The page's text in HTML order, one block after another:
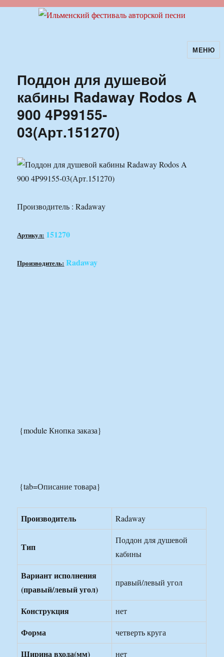
Ильменский фестиваль авторскойМЕНЮ
Поддон для душевой
кабины Radaway Rodos A
900 4P99155-
03(Арт.151270)
Производитель : Radaway
Артикул: 151270
Производитель: Radaway
{module Кнопка заказа}
{tab=Описание товара}
Производитель Radaway
Тип
Поддон для душевой
кабины
Вариант исполнения
(правый/левый угол)
правый/левый угол
Конструкция нет
Форма четверть круга
Ширина входа(мм) нет